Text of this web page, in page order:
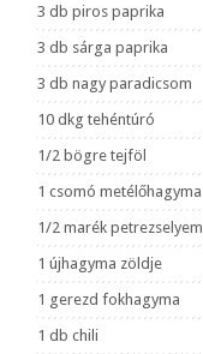
3 db piros paprika
3 db sárga paprika
3 db nagy paradicsom
10 dkg tehéntúró
1/2 bögre tejföl
1 csomó metélőhagyma
1/2 marék petrezselyem
1 újhagyma zöldje
1 gerezd fokhagyma
1 db chili